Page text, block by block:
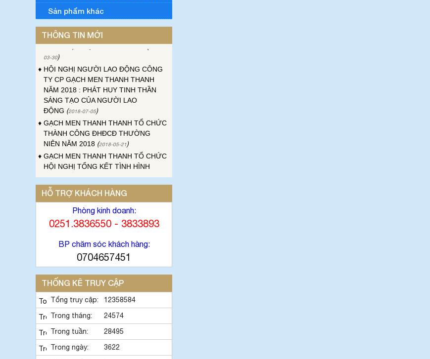
Sản phẩm khác
THÔNG TIN MỚI
THANH NĂM 2023 (
)
♦ ĐẠI HỘI CÔNG ĐOÀN CƠ SỞ CÔNG
TY GẠCH MEN THANH THANH LẦN
THỨ XVI, NHIỆM KỲ 2023-2028
HỘI NGHỊ NGƯỜI LAO ĐỘNG CÔNG
TY CP GẠCH MEN THANH THANH
NĂM 2018 : PHÁT HUY TINH THẦN
SÁNG TẠO CỦA NGƯỜI LAO
ĐỘNG ( 2018-07-05 )
GẠCH MEN THANH THANH TỔ CHỨC
THÀNH CÔNG ĐHĐCĐ THƯỜNG
NIÊN NĂM 2018 (2018-05-21)
GẠCH MEN THANH THANH TỔ CHỨC
HỘI NGHỊ TỔNG KẾT TÌNH HÌNH
SXKD NĂM 2017 VÀ TRIỂN KHAI
HOẠT ĐỘNG SXKD NĂM 2018 (2018-01-
17)
♦ CÔNG ĐOÀN CÔNG TY GẠCH MEN
THANH THANH TỔ CHỨC THÀNH
CÔNG ĐẠI HỘI NHIỆM KỲ XV (2017 -
GẠCH MEN THANH THANH TỔ CHỨC
HỘI THAO MỪNG NGÀY CÁCH MẠNG
THÁNG 8 VÀ QUỐC KHÁNH 2/9. (2017-
10-02)
GẠCH MEN THANH THANH TỔ CHỨC
THÀNH CÔNG HỘI NGHỊ ĐẠI BIỂU
NGƯỜI LAO ĐỘNG NĂM 2017 (2017-10-
02
♦ Sử dụng vật liệu thân thiện với môi
trường và an toàn cho người sử
dụng
2017-09-06
HỖ TRỢ KHÁCH HÀNG
Phòng kinh doanh:
0251.3836550 - 3833893
BP chăm sóc khách hàng:
0704657451
THỐNG KÊ TRUY CẬP
Tổng truy cập:
12358584
Trong tháng:
24574
Trong tuần:
28495
Trong ngày:
3622